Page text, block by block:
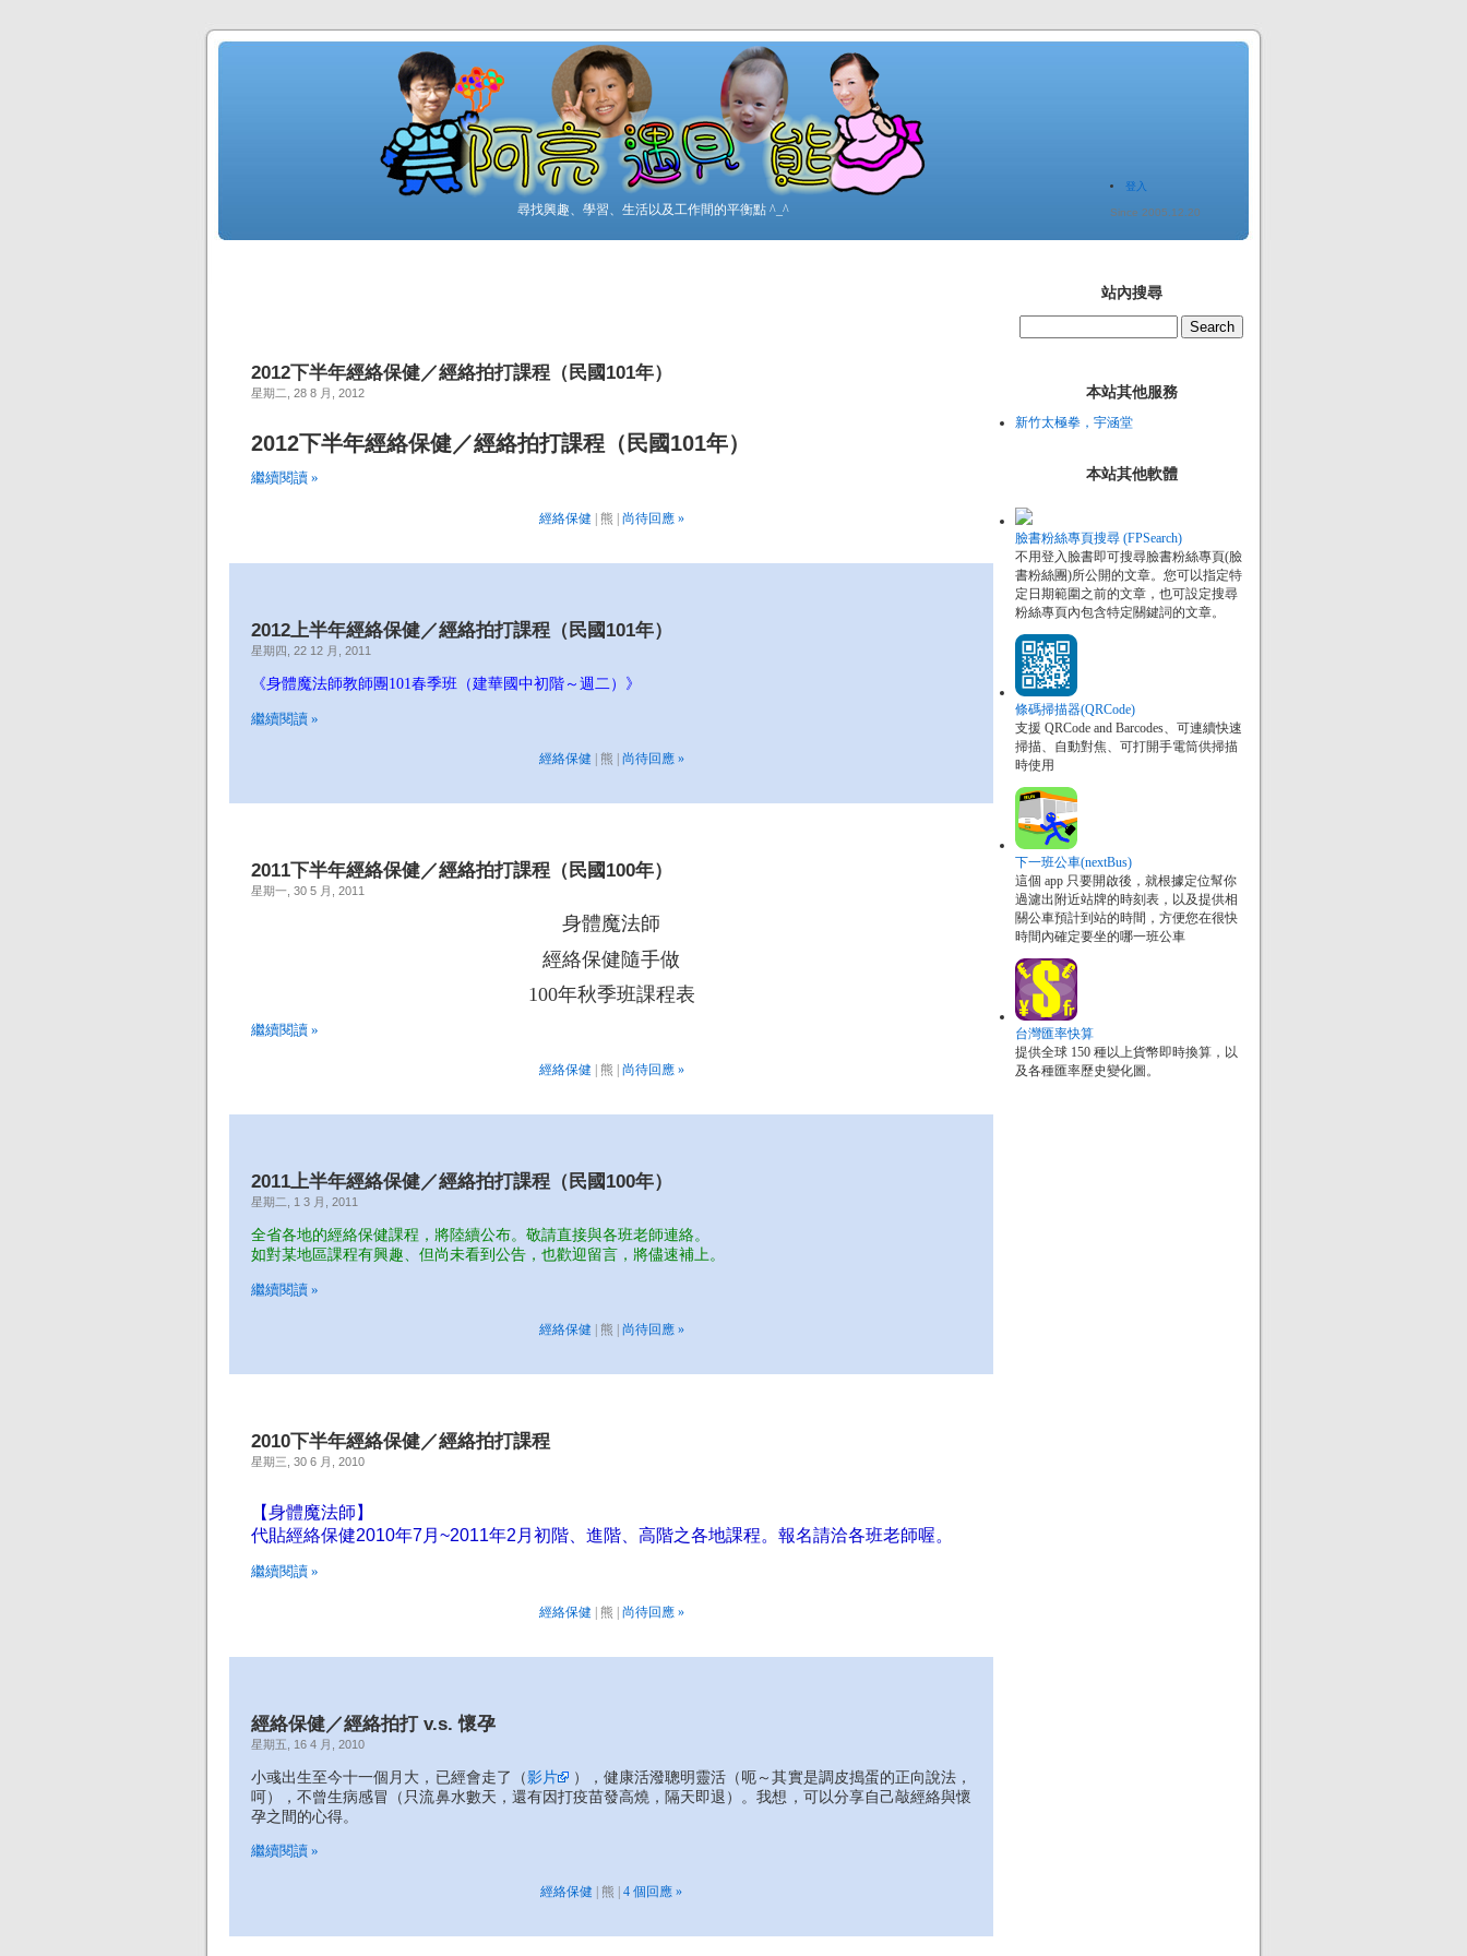
尋找興趣、學習、生活以及工作間的平衡點 ^_^
登入
Since 2005.12.20
2012下半年經絡保健／經絡拍打課程（民國101年）
星期二, 28 8 月, 2012
2012下半年經絡保健／經絡拍打課程（民國101年）
繼續閱讀 »
經絡保健 | 熊 | 尚待回應 »
2012上半年經絡保健／經絡拍打課程（民國101年）
星期四, 22 12 月, 2011
《身體魔法師教師團101春季班（建華國中初階～週二）》
繼續閱讀 »
經絡保健 | 熊 | 尚待回應 »
2011下半年經絡保健／經絡拍打課程（民國100年）
星期一, 30 5 月, 2011
身體魔法師
經絡保健隨手做
100年秋季班課程表
繼續閱讀 »
經絡保健 | 熊 | 尚待回應 »
2011上半年經絡保健／經絡拍打課程（民國100年）
星期二, 1 3 月, 2011
全省各地的經絡保健課程，將陸續公布。敬請直接與各班老師連絡。
如對某地區課程有興趣、但尚未看到公告，也歡迎留言，將儘速補上。
繼續閱讀 »
經絡保健 | 熊 | 尚待回應 »
2010下半年經絡保健／經絡拍打課程
星期三, 30 6 月, 2010
【身體魔法師】
代貼經絡保健2010年7月~2011年2月初階、進階、高階之各地課程。報名請洽各班老師喔。
繼續閱讀 »
經絡保健 | 熊 | 尚待回應 »
經絡保健／經絡拍打 v.s. 懷孕
星期五, 16 4 月, 2010
小彧出生至今十一個月大，已經會走了（影片
），健康活潑聰明靈活（呃～其實是調皮搗蛋的正向說法，
呵），不曾生病感冒（只流鼻水數天，還有因打疫苗發高燒，隔天即退）。我想，可以分享自己敲經絡與懷
孕之間的心得。
繼續閱讀 »
經絡保健 | 熊 | 4 個回應 »
站內搜尋
本站其他服務
新竹太極拳，宇涵堂
本站其他軟體
臉書粉絲專頁搜尋 (FPSearch)
不用登入臉書即可搜尋臉書粉絲專頁(臉
書粉絲團)所公開的文章。您可以指定特
定日期範圍之前的文章，也可設定搜尋
粉絲專頁內包含特定關鍵詞的文章。
條碼掃描器(QRCode)
支援 QRCode and Barcodes、可連續快速
掃描、自動對焦、可打開手電筒供掃描
時使用
下一班公車(nextBus)
這個 app 只要開啟後，就根據定位幫你
過濾出附近站牌的時刻表，以及提供相
關公車預計到站的時間，方便您在很快
時間內確定要坐的哪一班公車
台灣匯率快算
提供全球 150 種以上貨幣即時換算，以
及各種匯率歷史變化圖。